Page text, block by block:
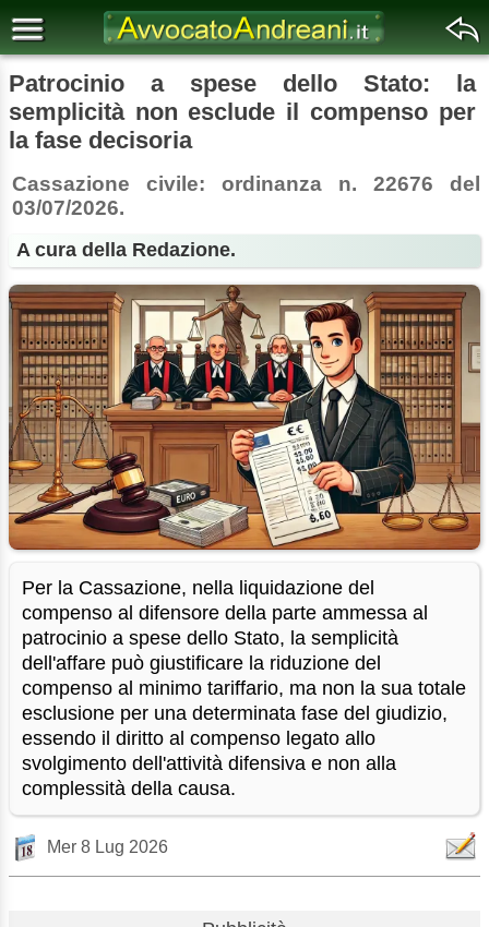
Patrocinio a spese dello Stato: la
semplicità non esclude il compenso per
la fase decisoria
Cassazione civile: ordinanza n. 22676 del
03/07/2026.
A cura della Redazione.
Per la Cassazione, nella liquidazione del
compenso al difensore della parte ammessa al
patrocinio a spese dello Stato, la semplicità
dell'affare può giustificare la riduzione del
compenso al minimo tariffario, ma non la sua totale
esclusione per una determinata fase del giudizio,
essendo il diritto al compenso legato allo
svolgimento dell'attività difensiva e non alla
complessità della causa.
Mer 8 Lug 2026